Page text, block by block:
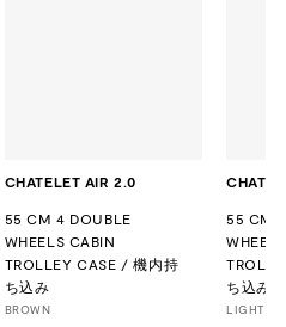
CHATELET AIR 2.0
55 CM 4 DOUBLE
WHEELS CABIN
TROLLEY CASE / 機内持
ち込み
BROWN
55 CM
ち込み
LIGHT